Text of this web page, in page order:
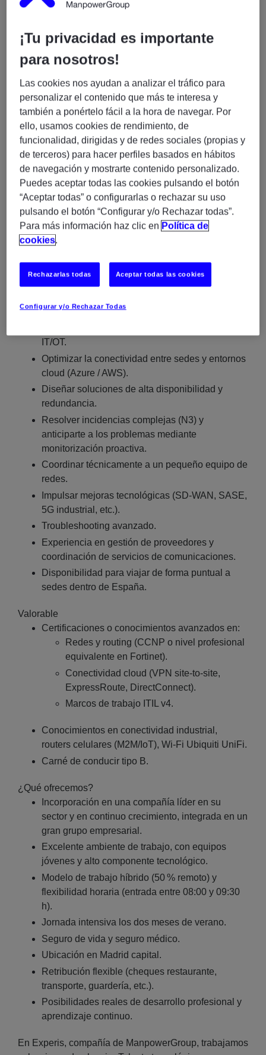
Titulación en Ingeniería Informática,
+6 años de experiencia en redes, con rol senior
o liderazgo técnico.
Experiencia real en firewalls, VPNs, seguridad
perimetral y redes híbridas.
Conocimientos en segmentación IT/OT o
entornos industriales.
Mentalidad analítica, orientación a la estabilidad
del servicio y capacidad de liderazgo técnico.
Muy valorable:
Certificaciones tipo CCNP / Fortinet.
Experiencia en conectividad cloud (VPN site-to-
site, ExpressRoute, DirectConnect).
Conocimientos en ITIL, WiFi empresarial, routers
industriales o IoT
Garantizar la disponibilidad y seguridad de las
IT/OT.
Optimizar la conectividad entre sedes y entornos
cloud (Azure / AWS).
Diseñar soluciones de alta disponibilidad y
redundancia.
Resolver incidencias complejas (N3) y
anticiparte a los problemas mediante
monitorización proactiva.
Coordinar técnicamente a un pequeño equipo de
redes.
Impulsar mejoras tecnológicas (SD-WAN, SASE,
5G industrial, etc.).
Troubleshooting avanzado.
Experiencia en gestión de proveedores y
coordinación de servicios de comunicaciones.
Disponibilidad para viajar de forma puntual a
sedes dentro de España.
Valorable
Certificaciones o conocimientos avanzados en:
Redes y routing (CCNP o nivel profesional
equivalente en Fortinet).
Conectividad cloud (VPN site-to-site,
ExpressRoute, DirectConnect).
Marcos de trabajo ITIL v4.
Conocimientos en conectividad industrial,
routers celulares (M2M/IoT), Wi-Fi Ubiquiti UniFi.
Carné de conducir tipo B.
¿Qué ofrecemos?
Incorporación en una compañía líder en su
sector y en continuo crecimiento, integrada en un
gran grupo empresarial.
Excelente ambiente de trabajo, con equipos
jóvenes y alto componente tecnológico.
Modelo de trabajo híbrido (50 % remoto) y
flexibilidad horaria (entrada entre 08:00 y 09:30
h).
Jornada intensiva los dos meses de verano.
Seguro de vida y seguro médico.
Ubicación en Madrid capital.
Retribución flexible (cheques restaurante,
transporte, guardería, etc.).
Posibilidades reales de desarrollo profesional y
aprendizaje continuo.
En Experis, compañía de ManpowerGroup, trabajamos
¡Tu privacidad es importante
para nosotros!
Las cookies nos ayudan a analizar el tráfico para
personalizar el contenido que más te interesa y
también a ponértelo fácil a la hora de navegar. Por
ello, usamos cookies de rendimiento, de
funcionalidad, dirigidas y de redes sociales (propias y
de terceros) para hacer perfiles basados en hábitos
de navegación y mostrarte contenido personalizado.
Puedes aceptar todas las cookies pulsando el botón
“Aceptar todas” o configurarlas o rechazar su uso
pulsando el botón “Configurar y/o Rechazar todas”.
Para más información haz clic en Política de
cookies.
Configurar y/o Rechazar Todas
Rechazarlas todas Aceptar todas las cookies